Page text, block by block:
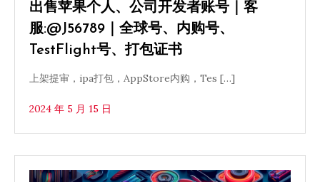
出售苹果个人、公司开发者账号｜客
服:@J56789｜全球号、内购号、
TestFlight号、打包证书
上架提审，ipa打包，AppStore内购，Tes […]
2024 年 5 月 15 日